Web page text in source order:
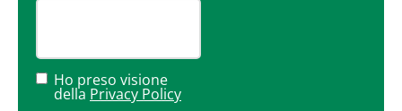
Ho preso visione
della Privacy Policy